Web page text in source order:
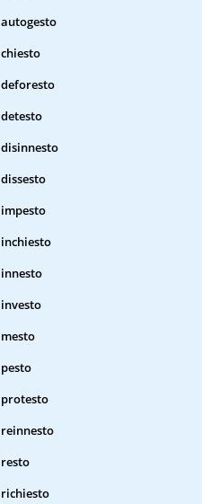
autogesto
chiesto
deforesto
detesto
disinnesto
dissesto
impesto
inchiesto
innesto
investo
mesto
pesto
protesto
reinnesto
resto
richiesto